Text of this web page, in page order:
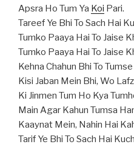
Apsra Ho Tum Ya Koi Pari.
Tareef Ye Bhi To Sach Hai
Tumko Paaya Hai To Jaise
Tumko Paaya Hai To Jaise
Kehna Chahun Bhi To
Kisi Jaban Mein Bhi, Wo
Ki Jinmen Tum Ho Kya
Main Agar Kahun Tumsa
Kaaynat Mein, Nahin Hai
Tarif Ye Bhi To Sach Hai